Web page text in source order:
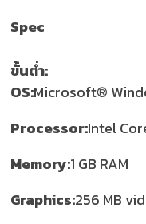
Spec
ขั้นต่ำ:
OS:Microsoft®
Processor:Intel
Memory:1 GB RAM
Graphics:256 MB